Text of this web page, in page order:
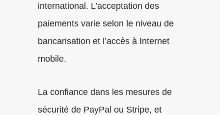
international. L’acceptation des
paiements varie selon le niveau de
bancarisation et l’accès à Internet
mobile.
La confiance dans les mesures de
sécurité de PayPal ou Stripe, et